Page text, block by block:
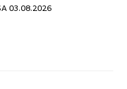
03.08.2026